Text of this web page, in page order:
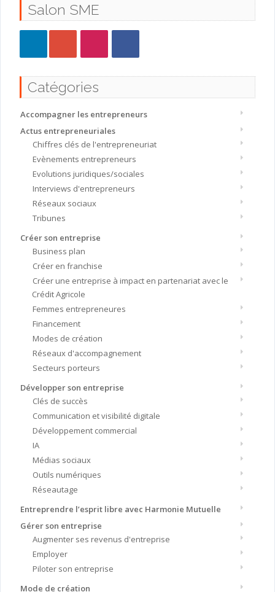
Salon SME
Catégories
Accompagner les entrepreneurs
Actus entrepreneuriales
Chiffres clés de l'entrepreneuriat
Evènements entrepreneurs
Evolutions juridiques/sociales
Interviews d'entrepreneurs
Réseaux sociaux
Tribunes
Créer son entreprise
Business plan
Créer en franchise
Créer une entreprise à impact en partenariat avec le
Crédit Agricole
Femmes entrepreneures
Financement
Modes de création
Réseaux d'accompagnement
Secteurs porteurs
Développer son entreprise
Clés de succès
Communication et visibilité digitale
Développement commercial
IA
Médias sociaux
Outils numériques
Réseautage
Entreprendre l’esprit libre avec Harmonie Mutuelle
Gérer son entreprise
Augmenter ses revenus d'entreprise
Employer
Piloter son entreprise
Mode de création